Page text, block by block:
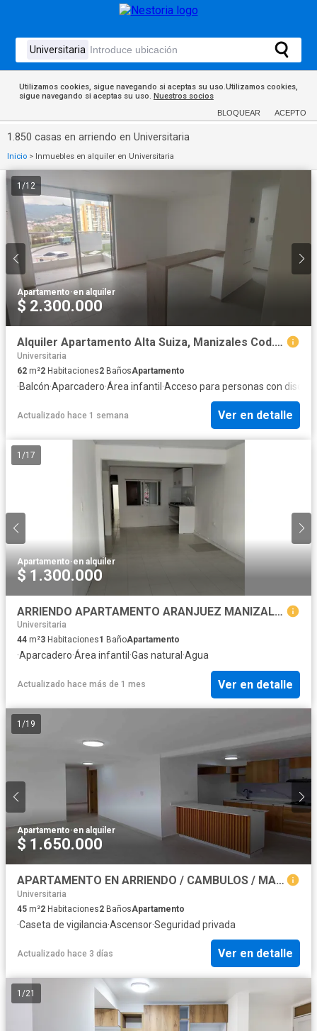
Utilizamos cookies, sigue navegando si aceptas su uso.Utilizamos cookies,
sigue navegando si aceptas su uso. Nuestros socios
BLOQUEAR ACEPTO
1.850 casas en arriendo en Universitaria
Inicio > Inmuebles en alquiler en Universitaria
1 /12
Apartamento·en alquiler
$ 2.300.000
Alquiler Apartamento Alta Suiza, Manizales Cod.10214251
Universitaria
62 m²2 Habitaciones2 BañosApartamento
·Balcón·Aparcadero·Área infantil ·Acceso para personas con
Actualizado hace 1 semana Ver en detalle
1 /17
Apartamento·en alquiler
$ 1.300.000
ARRIENDO APARTAMENTO ARANJUEZ MANIZALES | 1ER PISO
Universitaria
44 m²3 Habitaciones1 BañoApartamento
·Aparcadero·Área infantil ·Gas natural ·Agua
Actualizado hace más de 1 mes Ver en detalle
1 /19
Apartamento·en alquiler
$ 1.650.000
APARTAMENTO EN ARRIENDO / CAMBULOS / MANIZALES
Universitaria
45 m²2 Habitaciones2 BañosApartamento
·Caseta de vigilancia·Ascensor·Seguridad privada
Actualizado hace 3 días Ver en detalle
1 /21